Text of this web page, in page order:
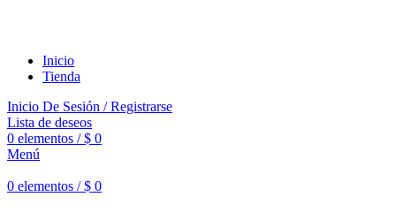
Inicio
Tienda
Inicio De Sesión / Registrarse
Lista de deseos
0 elementos / $ 0
Menú
0 elementos / $ 0